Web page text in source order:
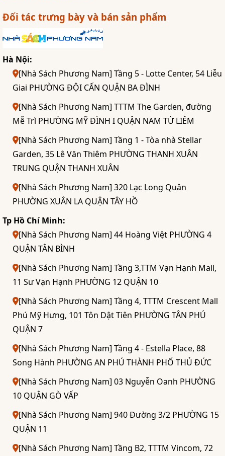
Đối tác trưng bày và bán sản phẩm
Hà Nội:
[Nhà Sách Phương Nam] Tầng 5 - Lotte Center, 54 Liễu
Giai PHƯỜNG ĐỘI CẤN QUẬN BA ĐÌNH
[Nhà Sách Phương Nam] TTTM The Garden, đường
Mễ Trì PHƯỜNG MỸ ĐÌNH I QUẬN NAM TỪ LIÊM
[Nhà Sách Phương Nam] Tầng 1 - Tòa nhà Stellar
Garden, 35 Lê Văn Thiêm PHƯỜNG THANH XUÂN
TRUNG QUẬN THANH XUÂN
[Nhà Sách Phương Nam] 320 Lạc Long Quân
PHƯỜNG XUÂN LA QUẬN TÂY HỒ
Tp Hồ Chí Minh:
[Nhà Sách Phương Nam] 44 Hoàng Việt PHƯỜNG 4
QUẬN TÂN BÌNH
[Nhà Sách Phương Nam] Tầng 3,TTM Vạn Hạnh Mall,
11 Sư Vạn Hạnh PHƯỜNG 12 QUẬN 10
[Nhà Sách Phương Nam] Tầng 4, TTTM Crescent Mall
Phú Mỹ Hưng, 101 Tôn Dật Tiên PHƯỜNG TÂN PHÚ
QUẬN 7
[Nhà Sách Phương Nam] Tầng 4 - Estella Place, 88
Song Hành PHƯỜNG AN PHÚ THÀNH PHỐ THỦ ĐỨC
[Nhà Sách Phương Nam] 03 Nguyễn Oanh PHƯỜNG
10 QUẬN GÒ VẤP
[Nhà Sách Phương Nam] 940 Đường 3/2 PHƯỜNG 15
QUẬN 11
[Nhà Sách Phương Nam] Tầng B2, TTTM Vincom, 72